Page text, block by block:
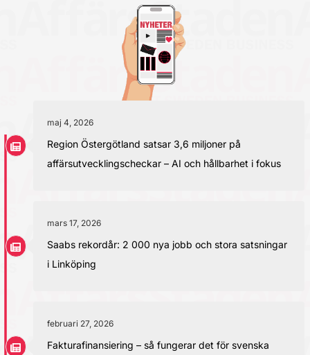
maj 4, 2026
Region Östergötland satsar 3,6 miljoner på
affärsutvecklingscheckar – AI och hållbarhet i fokus
mars 17, 2026
Saabs rekordår: 2 000 nya jobb och stora satsningar
i Linköping
februari 27, 2026
Fakturafinansiering – så fungerar det för svenska